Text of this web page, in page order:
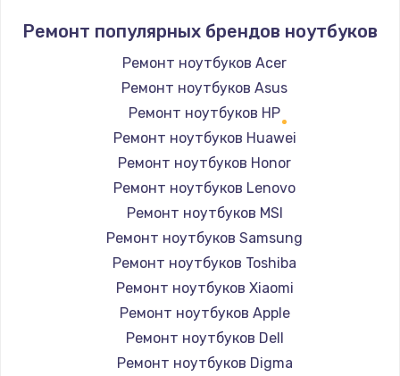
Ремонт популярных брендов ноутбуков
Ремонт ноутбуков Acer
Ремонт ноутбуков Asus
Ремонт ноутбуков HP
Ремонт ноутбуков Huawei
Ремонт ноутбуков Honor
Ремонт ноутбуков Lenovo
Ремонт ноутбуков MSI
Ремонт ноутбуков Samsung
Ремонт ноутбуков Toshiba
Ремонт ноутбуков Xiaomi
Ремонт ноутбуков Apple
Ремонт ноутбуков Dell
Ремонт ноутбуков Digma